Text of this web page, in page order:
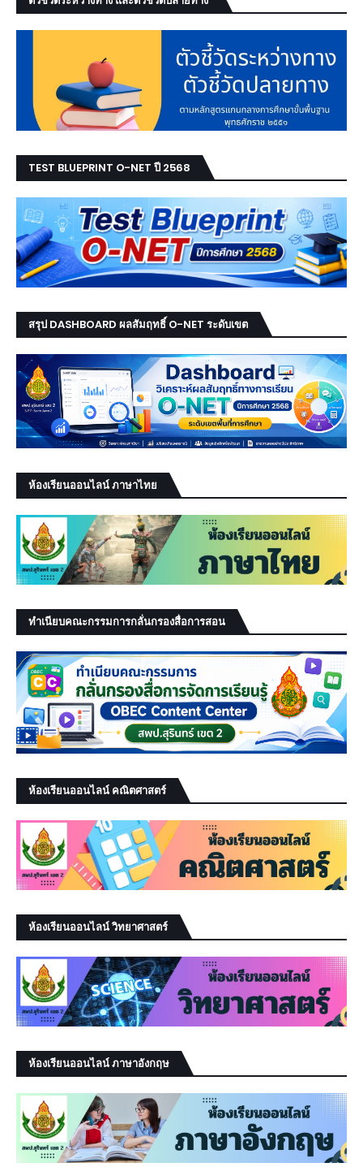
TEST BLUEPRINT O-NET ปี 2568
สรุป DASHBOARD ผลสัมฤทธิ์ O-NET ระดับเขต
ห้องเรียนออนไลน์ ภาษาไทย
ทำเนียบคณะกรรมการกลั่นกรองสื่อการสอน
ห้องเรียนออนไลน์ คณิตศาสตร์
ห้องเรียนออนไลน์ วิทยาศาสตร์
ห้องเรียนออนไลน์ ภาษาอังกฤษ